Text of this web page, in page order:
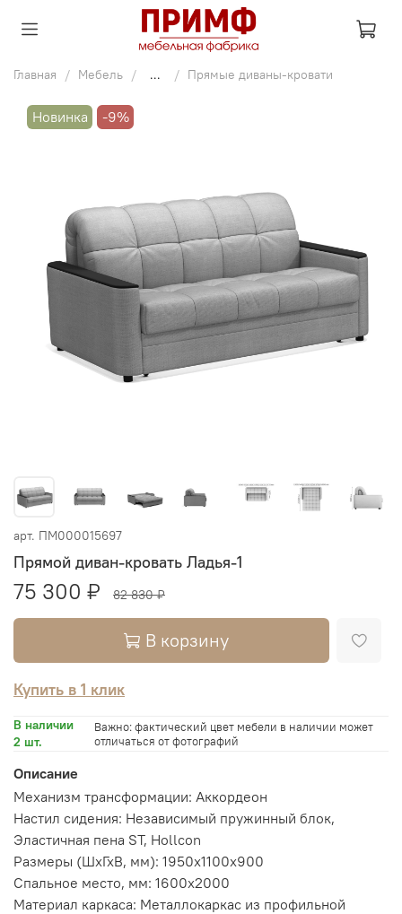
Главная Мебель ... Прямые диваны-кровати
Новинка -9%
арт. ПМ000015697
Прямой диван-кровать Ладья-1
75 300 ₽ 82 830 ₽
В корзину
Купить в 1 клик
В наличии
2 шт.
Важно: фактический цвет мебели в наличии может
отличаться от фотографий
Описание
Механизм трансформации: Аккордеон
Настил сидения: Независимый пружинный блок,
Эластичная пена ST, Hollcon
Размеры (ШхГхВ, мм): 1950х1100х900
Спальное место, мм: 1600х2000
Материал каркаса: Металлокаркас из профильной